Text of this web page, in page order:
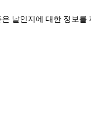
날인지에 대한 정보를